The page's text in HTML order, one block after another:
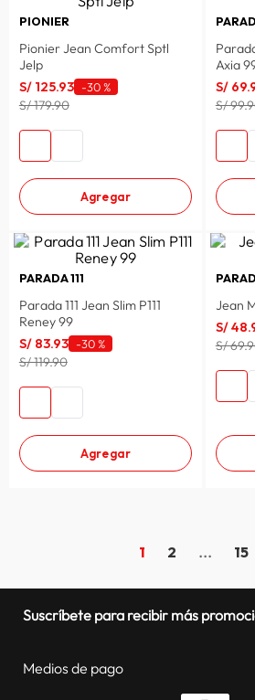
PIONIER
Pionier Jean Comfort Sptl
Jelp
S/ 125.93 -30 %
S/ 179.90
Agregar
Axia
S/ 69.
S/
PARADA 111
Parada 111 Jean Slim P111
Reney 99
S/ 83.93 -30 %
S/ 119.90
Agregar
Jean
S/48.
S/
1 2 ... 15
Suscríbete para recibir más
Medios de pago